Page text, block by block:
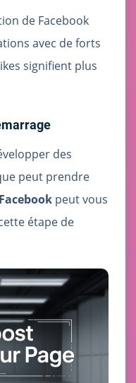
de Facebook
avec de forts
signifient plus
des
peut prendre
peut vous
étape de